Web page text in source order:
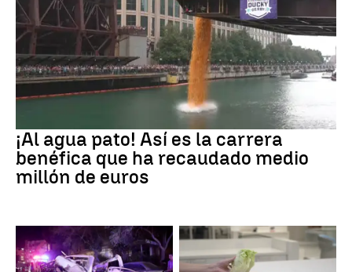
¡Al agua pato! Así es la carrera
benéfica que ha recaudado medio
millón de euros